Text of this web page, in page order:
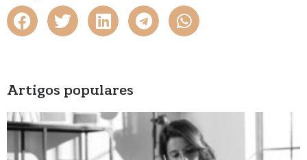
Artigos populares